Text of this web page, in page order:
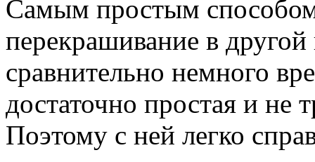
Самым простым способом
перекрашивание в другой
сравнительно немного
достаточно простая и не
Поэтому с ней легко